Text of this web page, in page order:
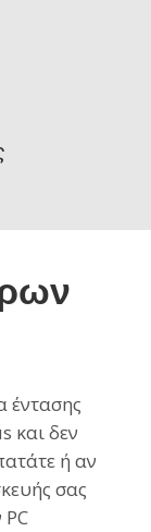
έντασης
και δεν
ή αν
σας